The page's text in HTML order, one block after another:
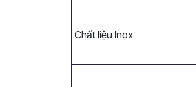
Chất liệu Inox